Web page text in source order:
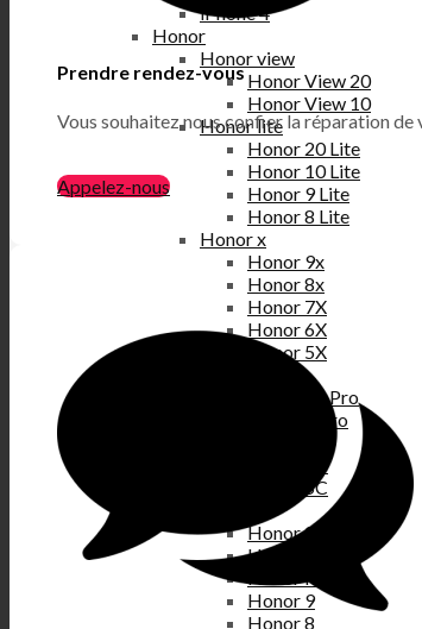
iPhone 4
Honor
Honor view
Honor View 20
Honor View 10
Honor lite
Honor 20 Lite
Honor 10 Lite
Honor 9 Lite
Honor 8 Lite
Honor x
Honor 9x
Honor 8x
Honor 7X
Honor 6X
Honor 5X
Honor 20 Pro
Honor 8 Pro
Honor 6C
Honor 5C
Honor 20
Honor 10
Honor Play
Honor 9
Honor 8
Prendre rendez-vous
Vous souhaitez nous confier la réparation
Appelez-nous